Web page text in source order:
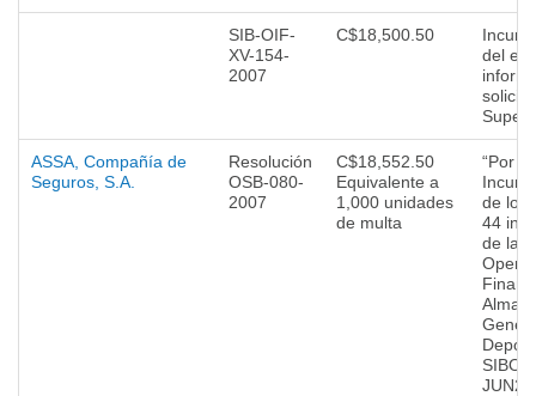
SIB-OIF-
XV-154-
2007
C$18,500.50
del
ASSA, Compañía de
Seguros, S.A.
Resolución
OSB-080-
2007
C$18,552.50
Equivalente a
1,000 unidades
de multa
“Por
de los
44
de la